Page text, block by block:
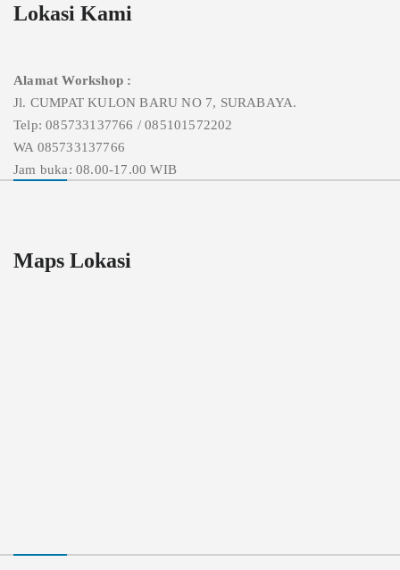
Lokasi Kami
Alamat Workshop :
Jl. CUMPAT KULON BARU NO 7, SURABAYA.
Telp: 085733137766 / 085101572202
WA 085733137766
Jam buka: 08.00-17.00 WIB
Maps Lokasi